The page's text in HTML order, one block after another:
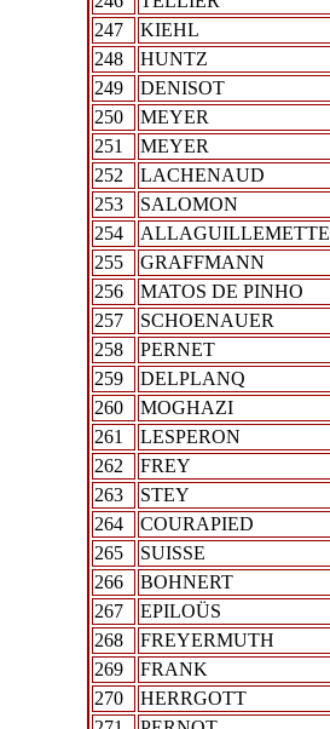
247
KIEHL
248
HUNTZ
249
DENISOT
250
MEYER
251
MEYER
252
LACHENAUD
253
SALOMON
254
ALLAGUILLEMETTE
255
GRAFFMANN
256
MATOS DE PINHO
257
SCHOENAUER
258
PERNET
259
DELPLANQ
260
MOGHAZI
261
LESPERON
262
FREY
263
STEY
264
COURAPIED
265
SUISSE
266
BOHNERT
267
EPILOÜS
268
FREYERMUTH
269
FRANK
270
HERRGOTT